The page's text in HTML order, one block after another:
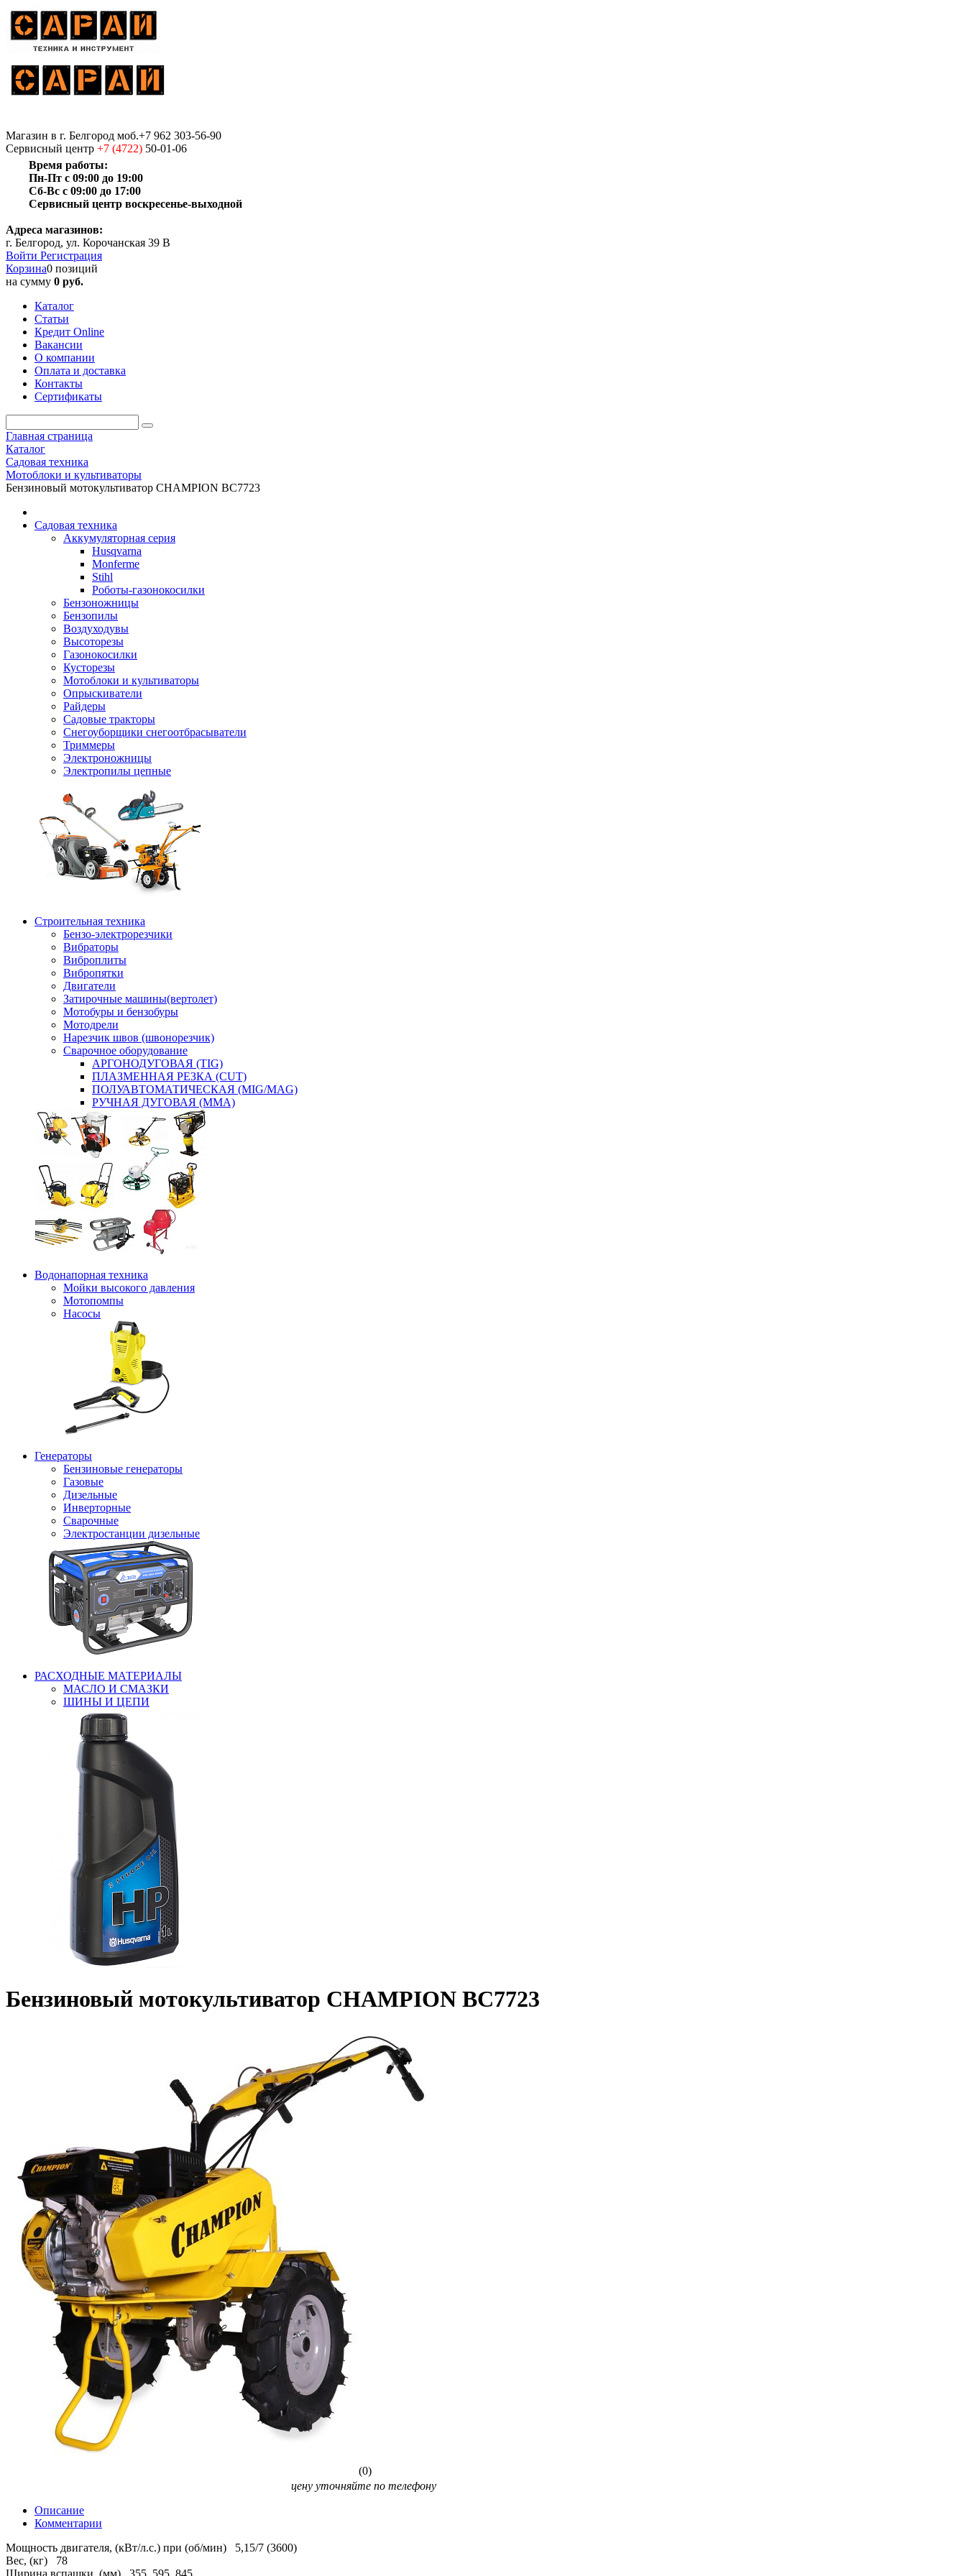
Магазин в г. Белгород моб.+7 962 303-56-90
Сервисный центр +7 (4722) 50-01-06
Время работы:
Пн-Пт с 09:00 до 19:00
Сб-Вс с 09:00 до 17:00
Сервисный центр воскресенье-выходной
Адреса магазинов:
г. Белгород, ул. Корочанская 39 В
Войти Регистрация
Корзина0 позиций
на сумму 0 руб.
Каталог
Статьи
Кредит Online
Вакансии
О компании
Оплата и доставка
Контакты
Сертификаты
Главная страница
Каталог
Садовая техника
Мотоблоки и культиваторы
Бензиновый мотокультиватор CHAMPION BC7723
Садовая техника
Аккумуляторная серия
Husqvarna
Monferme
Stihl
Роботы-газонокосилки
Бензоножницы
Бензопилы
Воздухо­дувы
Высоторезы
Газонокосилки
Кусторезы
Мотоблоки и культиваторы
Опрыскиватели
Райдеры
Садовые тракторы
Снегоуборщики снегоотбрасыватели
Триммеры
Электроножницы
Электропилы цепные
Строительная техника
Бензо-электрорезчики
Вибраторы
Виброплиты
Вибропятки
Двигатели
Затирочные машины(вертолет)
Мотобуры и бензобуры
Мотодрели
Нарезчик швов (швонорезчик)
Сварочное оборудование
АРГОНОДУГОВАЯ (TIG)
ПЛАЗМЕННАЯ РЕЗКА (CUT)
ПОЛУАВТОМАТИЧЕСКАЯ (MIG/MAG)
РУЧНАЯ ДУГОВАЯ (MMA)
Водонапорная техника
Мойки высокого давления
Мотопомпы
Насосы
Генераторы
Бензиновые генераторы
Газовые
Дизельные
Инверторные
Сварочные
Электростанции дизельные
РАСХОДНЫЕ МАТЕРИАЛЫ
МАСЛО И СМАЗКИ
ШИНЫ И ЦЕПИ
Бензиновый мотокультиватор CHAMPION BC7723
(0)
цену уточняйте по телефону
Описание
Комментарии
Мощность двигателя, (кВт/л.с.) при (об/мин) 5,15/7 (3600)
Вес, (кг) 78
Ширина вспашки, (мм) 355, 595, 845